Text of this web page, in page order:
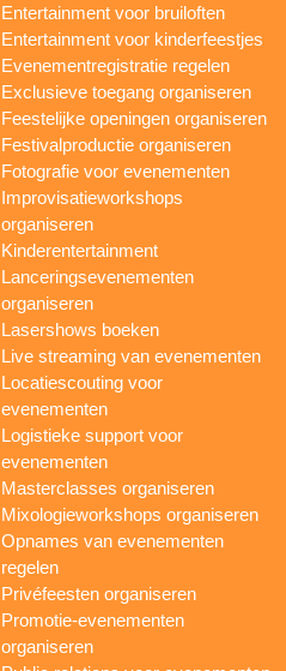
Entertainment voor bruiloften
Entertainment voor kinderfeestjes
Evenementregistratie regelen
Exclusieve toegang organiseren
Feestelijke openingen organiseren
Festivalproductie organiseren
Fotografie voor evenementen
Improvisatieworkshops
organiseren
Kinderentertainment
Lanceringsevenementen
organiseren
Lasershows boeken
Live streaming van evenementen
Locatiescouting voor
evenementen
Logistieke support voor
evenementen
Masterclasses organiseren
Mixologieworkshops organiseren
Opnames van evenementen
regelen
Privéfeesten organiseren
Promotie-evenementen
organiseren